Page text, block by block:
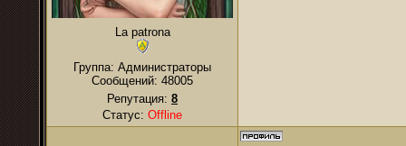
La patrona
Группа: Администраторы
Сообщений: 48005
Репутация: 8
Статус: Offline